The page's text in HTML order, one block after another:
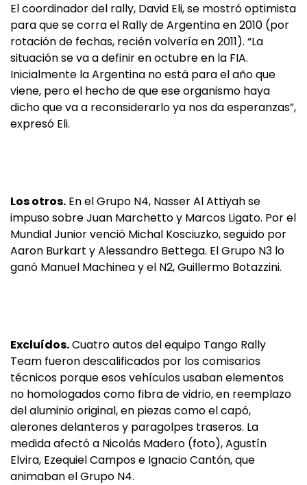
El coordinador del rally, David Eli, se mostró optimista
para que se corra el Rally de Argentina en 2010 (por
rotación de fechas, recién volvería en 2011). “La
situación se va a definir en octubre en la FIA.
Inicialmente la Argentina no está para el año que
viene, pero el hecho de que ese organismo haya
dicho que va a reconsiderarlo ya nos da esperanzas”,
expresó Eli.
Los otros. En el Grupo N4, Nasser Al Attiyah se
impuso sobre Juan Marchetto y Marcos Ligato. Por el
Mundial Junior venció Michal Kosciuzko, seguido por
Aaron Burkart y Alessandro Bettega. El Grupo N3 lo
ganó Manuel Machinea y el N2, Guillermo Botazzini.
Excluídos.Cuatro autos del equipo Tango Rally
Team fueron descalificados por los comisarios
técnicos porque esos vehículos usaban elementos
no homologados como fibra de vidrio, en reemplazo
del aluminio original, en piezas como el capó,
alerones delanteros y paragolpes traseros. La
medida afectó a Nicolás Madero (foto), Agustín
Elvira, Ezequiel Campos e Ignacio Cantón, que
animaban el Grupo N4.